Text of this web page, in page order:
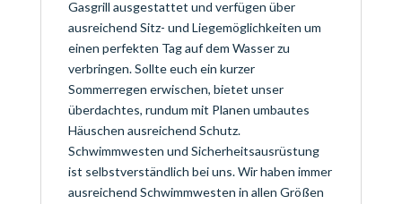
Gasgrill ausgestattet und verfügen über
ausreichend Sitz- und Liegemöglichkeiten um
einen perfekten Tag auf dem Wasser zu
verbringen. Sollte euch ein kurzer
Sommerregen erwischen, bietet unser
überdachtes, rundum mit Planen umbautes
Häuschen ausreichend Schutz.
Schwimmwesten und Sicherheitsausrüstung
ist selbstverständlich bei uns. Wir haben immer
ausreichend Schwimmwesten in allen Größen